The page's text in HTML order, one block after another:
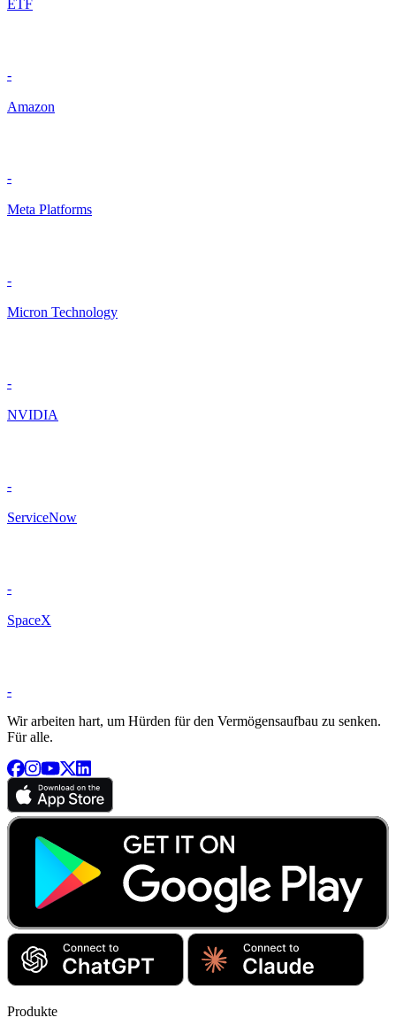
ETF
-
Amazon
-
Meta Platforms
-
Micron Technology
-
NVIDIA
-
ServiceNow
-
SpaceX
-
Wir arbeiten hart, um Hürden für den Vermögensaufbau zu senken.
Für alle.
Produkte